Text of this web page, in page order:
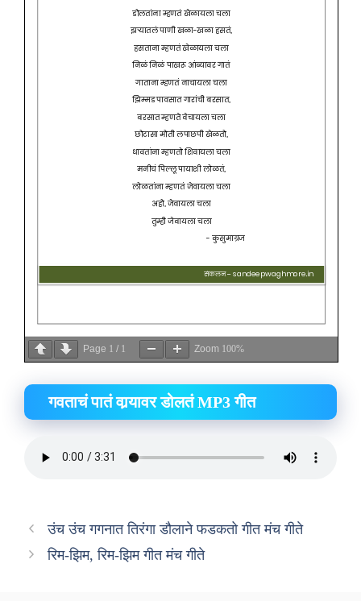
Page 1 / 1 Zoom 100%
गवताचं पातं वार्‍यावर डोलतं MP3 गीत
उंच उंच गगनात तिरंगा डौलाने फडकतो गीत मंच गीते
रिम-झिम, रिम-झिम गीत मंच गीते